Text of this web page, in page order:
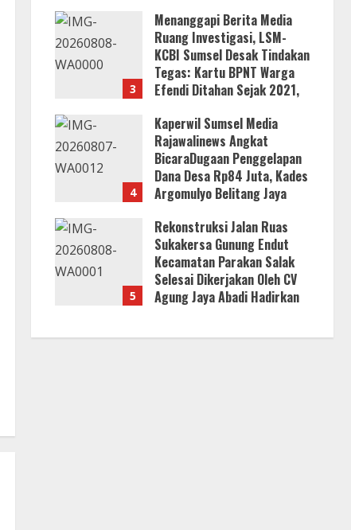
3
Menanggapi Berita Media
Ruang Investigasi, LSM-
KCBI Sumsel Desak Tindakan
Tegas: Kartu BPNT Warga
Efendi Ditahan Sejak 2021,
Jawab?
8 Agustus 2026
4
Kaperwil Sumsel Media
Rajawalinews Angkat
BicaraDugaan Penggelapan
Dana Desa Rp84 Juta, Kades
Argomulyo Belitang Jaya
Anggaran Pembangunan
8 Agustus 2026
5
Rekonstruksi Jalan Ruas
Sukakersa Gunung Endut
Kecamatan Parakan Salak
Selesai Dikerjakan Oleh CV
Agung Jaya Abadi Hadirkan